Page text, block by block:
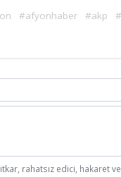
#afyonhaber #akp
rahatsız edici, hakaret